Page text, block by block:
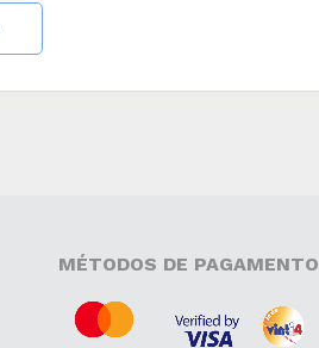
MÉTODOS DE PAGAMENTO